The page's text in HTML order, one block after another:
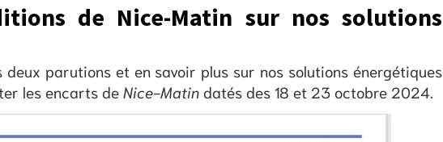
de Nice-Matin sur nos solutions
parutions et en savoir plus sur nos solutions énergétiques
les encarts de Nice-Matin datés des 18 et 23 octobre 2024.